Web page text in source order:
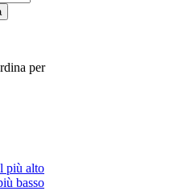
per
più alto
basso